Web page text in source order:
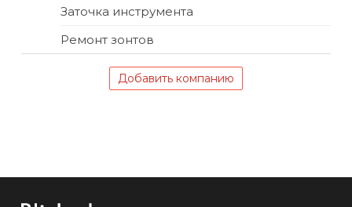
Заточка инструмента
Ремонт зонтов
Добавить компанию